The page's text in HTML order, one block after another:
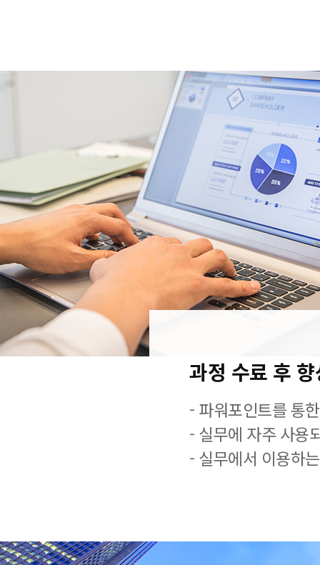
과정 수료 후
- 파워포인트를 통
- 실무에 자주 사용
- 실무에서 이용하